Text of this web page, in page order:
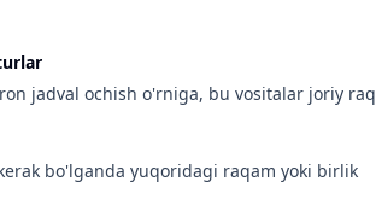
jadval ochish o'rniga, bu vositalar joriy
bo'lganda yuqoridagi raqam yoki birlik